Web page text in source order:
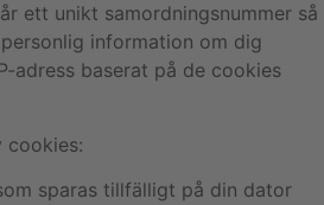
ett unikt samordningsnummer så
information om dig
adress baserat på de cookies
cookies:
sparas tillfälligt på din dator